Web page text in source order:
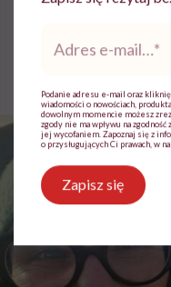
mail*
Podanie adresu e-mail oraz
wiadomości o nowościach,
dowolnym momencie możesz
zgody nie ma wpływu na
jej wycofaniem. Zapoznaj się z
o przysługujących Ci prawach, w
Zapisz się